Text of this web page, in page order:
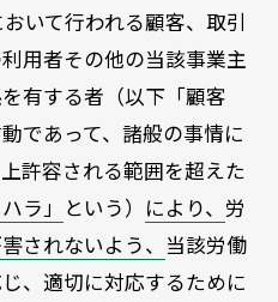
いて行われる顧客、取引
用者その他の当該事業主
有する者（以下「顧客
であって、諸般の事情に
許容される範囲を超えた
ラ」 という） により、 労
されないよう、 当該労働
、適切に対応するために